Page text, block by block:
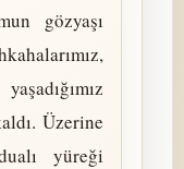
gözyaşı
Üzerine
yüreği